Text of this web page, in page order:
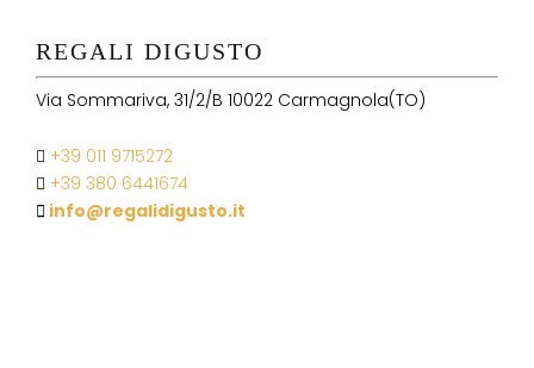
REGALI DIGUSTO
Via Sommariva, 31/2/B 10022 Carmagnola(TO)
+39 011 9715272
+39 380 6441674
info@regalidigusto.it